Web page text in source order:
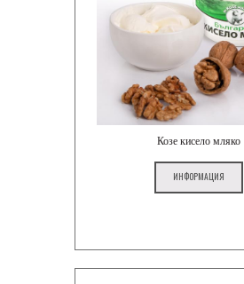
Козе кисело мляко
ИНФОРМАЦИЯ